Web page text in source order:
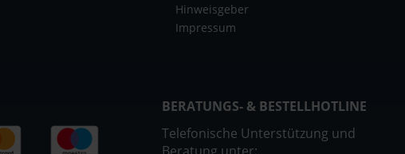
Hinweisgeber
Impressum
BERATUNGS- & BESTELLHOTLINE
Telefonische Unterstützung und
Beratung unter: